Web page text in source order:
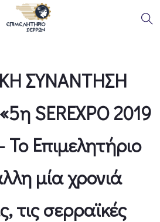
ΣΥΝΑΝΤΗΣΗ
SEREXPO 2019
Επιμελητήριο
μία χρονιά
τις σερραϊκές